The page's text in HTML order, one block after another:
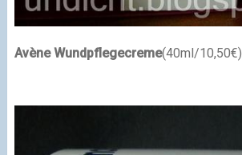
Avène Wundpflegecreme(40ml/10,50€)